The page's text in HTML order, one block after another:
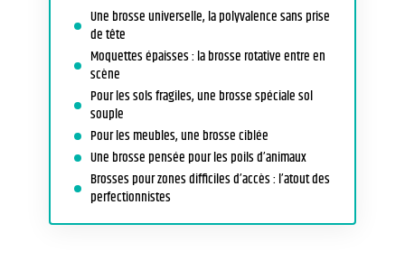
Une brosse universelle, la polyvalence sans prise
de tête
Moquettes épaisses : la brosse rotative entre en
scène
Pour les sols fragiles, une brosse spéciale sol
souple
Pour les meubles, une brosse ciblée
Une brosse pensée pour les poils d’animaux
Brosses pour zones difficiles d’accès : l’atout des
perfectionnistes